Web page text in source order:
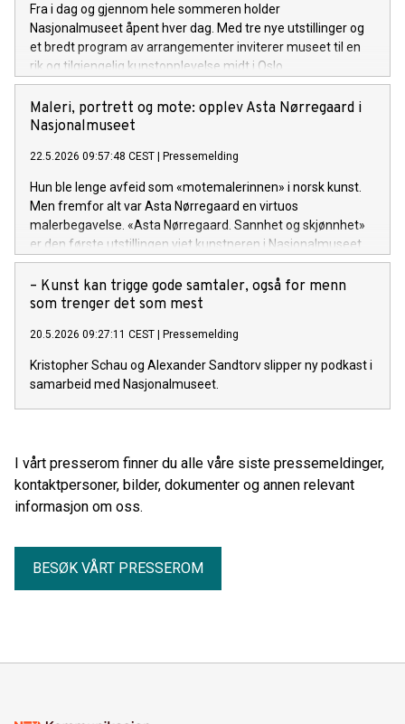
Fra i dag og gjennom hele sommeren holder
Nasjonalmuseet åpent hver dag. Med tre nye utstillinger og
et bredt program av arrangementer inviterer museet til en
rik og tilgjengelig kunstopplevelse midt i Oslo.
Maleri, portrett og mote: opplev Asta Nørregaard i
Nasjonalmuseet
22.5.2026 09:57:48 CEST | Pressemelding
Hun ble lenge avfeid som «motemalerinnen» i norsk kunst.
Men fremfor alt var Asta Nørregaard en virtuos
malerbegavelse. «Asta Nørregaard. Sannhet og skjønnhet»
er den første utstillingen viet kunstneren i Nasjonalmuseet.
– Kunst kan trigge gode samtaler, også for menn
som trenger det som mest
20.5.2026 09:27:11 CEST | Pressemelding
Kristopher Schau og Alexander Sandtorv slipper ny podkast i
samarbeid med Nasjonalmuseet.
I vårt presserom finner du alle våre siste pressemeldinger,
kontaktpersoner, bilder, dokumenter og annen relevant
informasjon om oss.
BESØK VÅRT PRESSEROM